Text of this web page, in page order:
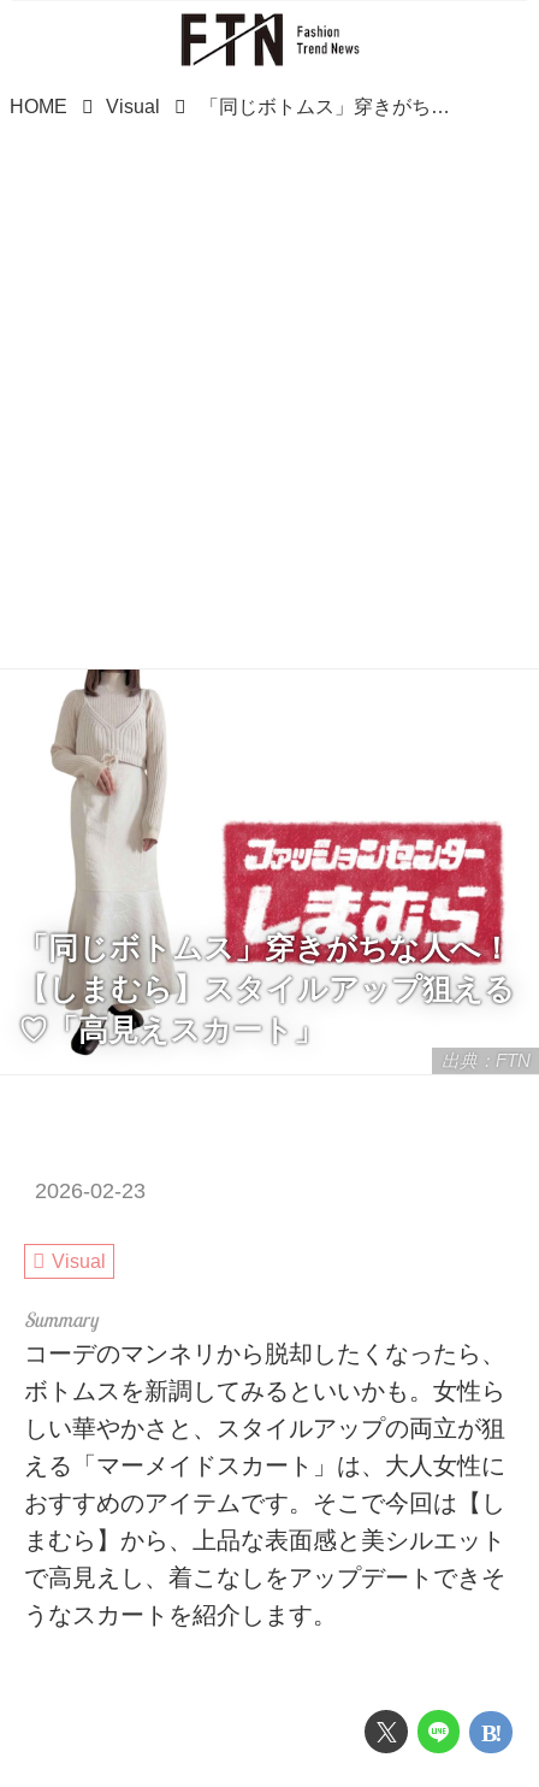
HOME Visual 「同じボトムス」穿きがちな人へ！【しまむら】スタイルアップ狙える♡「高見えスカート」
出典：FTN
「同じボトムス」穿きがちな人へ！
【しまむら】スタイルアップ狙える
♡「高見えスカート」
2026-02-23
Visual
コーデのマンネリから脱却したくなったら、
ボトムスを新調してみるといいかも。女性ら
しい華やかさと、スタイルアップの両立が狙
える「マーメイドスカート」は、大人女性に
おすすめのアイテムです。そこで今回は【し
まむら】から、上品な表面感と美シルエット
で高見えし、着こなしをアップデートできそ
うなスカートを紹介します。